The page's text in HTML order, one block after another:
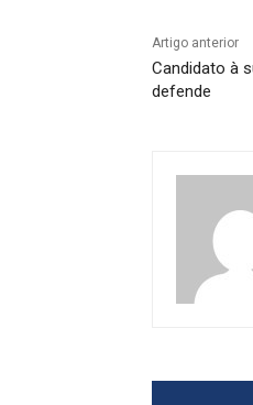
Artigo anterior
Candidato à
defende